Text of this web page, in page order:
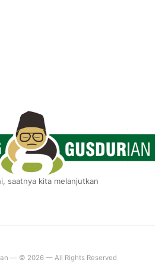
saatnya kita melanjutkan
— © 2026 — All Rights Reserved